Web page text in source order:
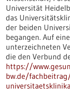
Universität
das
der beiden
begangen. Auf
unterzeichneten
die den Verbund
https://
bw.de/